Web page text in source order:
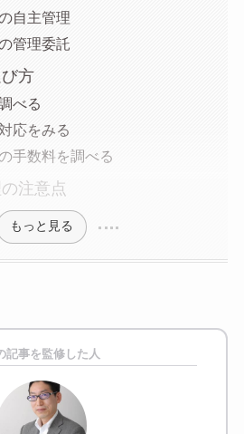
自主管理
管理委託
方
べる
応をみる
手数料を調べる
注意点
もっと見る
記事を監修した人